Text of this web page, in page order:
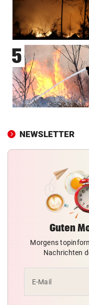
5
NEWSLETTER
Guten
Morgens
Nachrichten
E-Mail